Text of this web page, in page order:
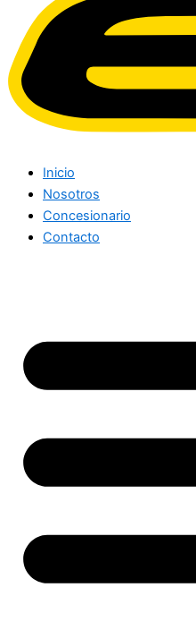
Inicio
Nosotros
Concesionario
Contacto